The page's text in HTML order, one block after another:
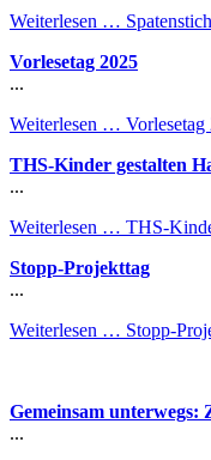
Weiterlesen …
Vorlesetag 2025
...
Weiterlesen … Vorlesetag
THS-Kinder gestalten
...
Weiterlesen … THS-
Stopp-Projekttag
...
Weiterlesen … Stopp-
Gemeinsam unterwegs:
...